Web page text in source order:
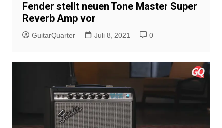
Fender stellt neuen Tone Master Super
Reverb Amp vor
GuitarQuarter Juli 8, 2021 0